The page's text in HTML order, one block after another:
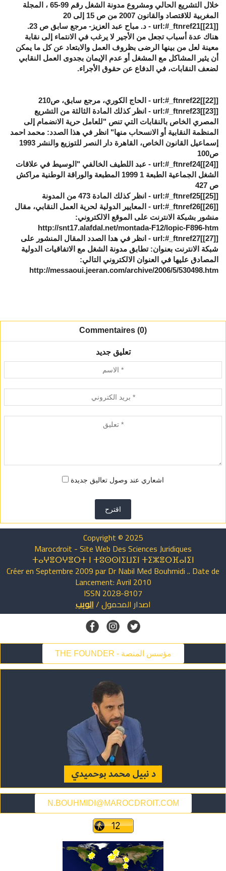
خلال التشريع الحالي ومشروع مدونة الشغل رقم 99-65 ، المجلة
المغربية للاقتصاد والقانون 2007 من ص 15 إلى 20
[
[21]]url:#_ftnref21 - د. مباح عبد العزيز- مرجع سابق ص 23.
هناك عدة أسباب تجعل من الأجير لا يرغب في الانتماء إلى نقابة
معينة لعل من بينها الرضى بظروف العمل والابتعاد عن كل ما يمكن
أن يثير المشاكل مع المشغل أو عدم الإيمان بجدوى العمل النقابي
لضعف النقابات، في الدفاع عن حقوق الأجراء.
[
[22]]url:#_ftnref22 - الحاج الكوري، مرجع سابق، ص210
[
[23]
]url:#_ftnref23 - انظر كذلك المادة الثالثة من التشريع
المصري الخاص بالنقابات التي تنص "للعامل حرية الانضمام إلى
المنظمة النقابية أو الانسحاب منها" انظر في هذا الصدد: محمد احمد
إسماعيل القانون الخاص، القاهرة دار النصر للتوزيع والنشر 1993
ص100
[
[24]
]url:#_ftnref24 - عبد اللطيف الخالفي "الوسيط في علاقات
الشغل الجماعية الطبعة 1 1999 المطبعة والوراقة الوطنية مراكش
ص 427
[
[25]]url:#_ftnref25 - انظر كذلك المادة 473 من المدونة
[
[26]
]url:#_ftnref26 - المعايير الدولية لحرية العمل النقابي، مقال
منشور بشبكة الانترنت على الموقع الالكتروني:
http://snt17.alafdal.net/montada-F12/lopic-F896-htm
[
[27]
]url:#_ftnref27 - انظر في هدا الصدد المقال المنشور على
شبكة الانترنت بعنوان: تطابق مدونة الشغل مع الاتفاقيات الدولية
المصادق عليها في العنوان الالكتروني التالي:
http://messaoui.jeeran.com/archive/2006/5/530498.htm
Commentaires (0)
تعليق جديد
اشعاري عند وصول تعاليق جديدة
اقترح
Copyright © 2025
Marocdroit - Site Web Des Sciences Juridiques
ⵜⴰⵖⴻⵔⵖⴻⵔⵜ ⵏ ⵜⵓⵙⵙⵏⵉⵡⵉⵏ ⵜⵉⵣⴻⵔⴼⴰⵏⵉⵏ
Créer en Septembre 2009 par Dr Nabil Med Bouhmidi .. Date de
Lancement: Avril 2010
ISSN 2028-8107
اصدار المحمول/الويب
THE FOUNDER - مؤسس المنصة
N.BOUHMIDI@MAROCDROIT.COM